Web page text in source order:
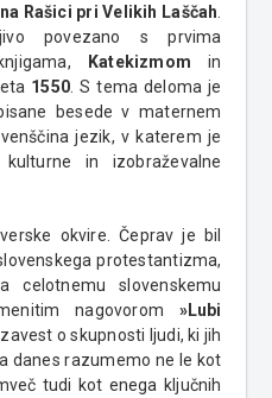
Rašici pri Velikih Laščah
povezano s prvima
Katekizmom in
1550 . S tema deloma je
besede v maternem
jezik, v katerem je
in izobraževalne
okvire. Čeprav je bil
protestantizma,
celotnemu slovenskemu
nagovorom »Lubi
o skupnosti ljudi, ki jih
danes razumemo ne le kot
tudi kot enega ključnih